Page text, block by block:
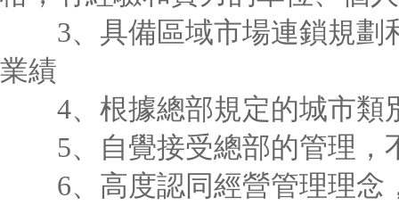
3、具備區域市場連鎖規劃
業績
4、根據總部規定的城市類
5、自覺接受總部的管理，
6、高度認同經營管理理念